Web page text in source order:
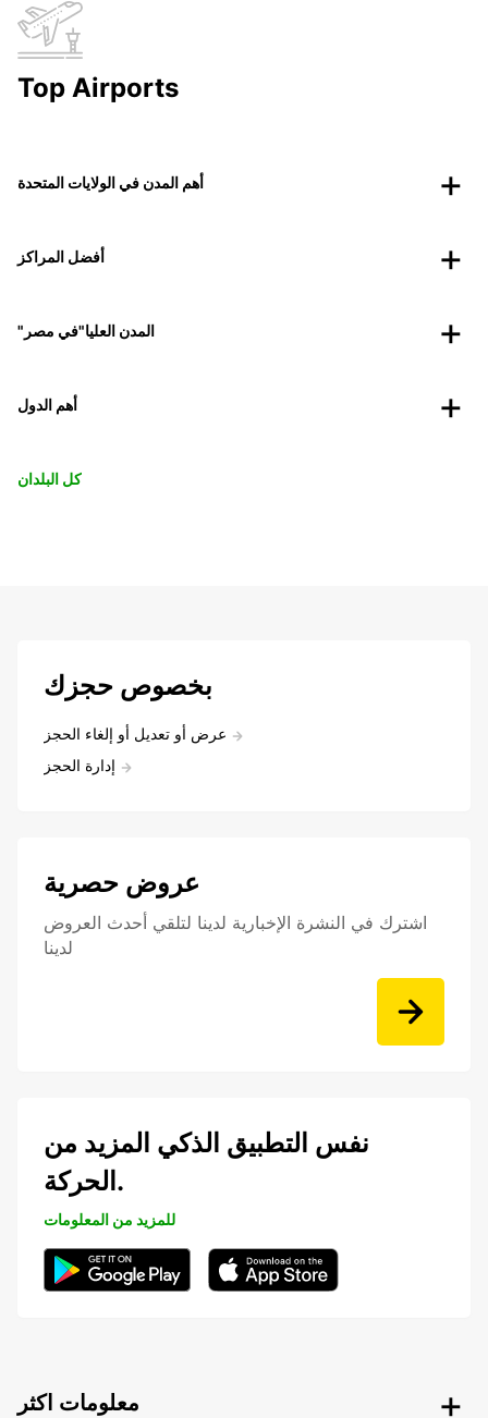
Top Airports
أهم المدن في الولايات المتحدة
أفضل المراكز
"المدن العليا"في مصر
أهم الدول
كل البلدان
بخصوص حجزك
عرض أو تعديل أو إلغاء الحجز
إدارة الحجز
عروض حصرية
اشترك في النشرة الإخبارية لدينا لتلقي أحدث العروض
لدينا
نفس التطبيق الذكي المزيد من
الحركة.
للمزيد من المعلومات
معلومات اكثر